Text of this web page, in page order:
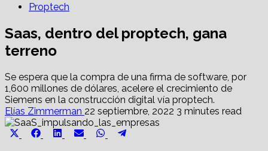
Proptech
Saas, dentro del proptech, gana
terreno
Se espera que la compra de una firma de software, por
1,600 millones de dólares, acelere el crecimiento de
Siemens en la construcción digital vía proptech.
Elías Zimmerman 22 septiembre, 2022 3 minutes read
Share
Share
Facebook
Share
LinkedIn
Share
Email
Share
WhatsApp